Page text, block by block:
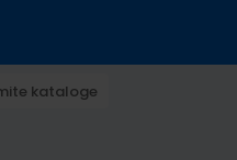
kataloge